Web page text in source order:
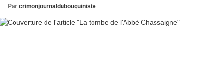
Par crimonjournaldubouquiniste